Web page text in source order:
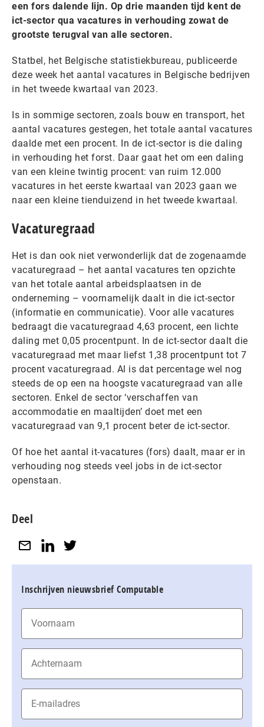
een fors dalende lijn. Op drie maanden tijd kent de
ict-sector qua vacatures in verhouding zowat de
grootste terugval van alle sectoren.
Statbel, het Belgische statistiekbureau, publiceerde
deze week het aantal vacatures in Belgische bedrijven
in het tweede kwartaal van 2023.
Is in sommige sectoren, zoals bouw en transport, het
aantal vacatures gestegen, het totale aantal vacatures
daalde met een procent. In de ict-sector is die daling
in verhouding het forst. Daar gaat het om een daling
van een kleine twintig procent: van ruim 12.000
vacatures in het eerste kwartaal van 2023 gaan we
naar een kleine tienduizend in het tweede kwartaal.
Vacaturegraad
Het is dan ook niet verwonderlijk dat de zogenaamde
vacaturegraad – het aantal vacatures ten opzichte
van het totale aantal arbeidsplaatsen in de
onderneming – voornamelijk daalt in die ict-sector
(informatie en communicatie). Voor alle vacatures
bedraagt die vacaturegraad 4,63 procent, een lichte
daling met 0,05 procentpunt. In de ict-sector daalt die
vacaturegraad met maar liefst 1,38 procentpunt tot 7
procent vacaturegraad. Al is dat percentage wel nog
steeds de op een na hoogste vacaturegraad van alle
sectoren. Enkel de sector ‘verschaffen van
accommodatie en maaltijden’ doet met een
vacaturegraad van 9,1 procent beter de ict-sector.
Of hoe het aantal it-vacatures (fors) daalt, maar er in
verhouding nog steeds veel jobs in de ict-sector
openstaan.
Deel
Inschrijven nieuwsbrief Computable